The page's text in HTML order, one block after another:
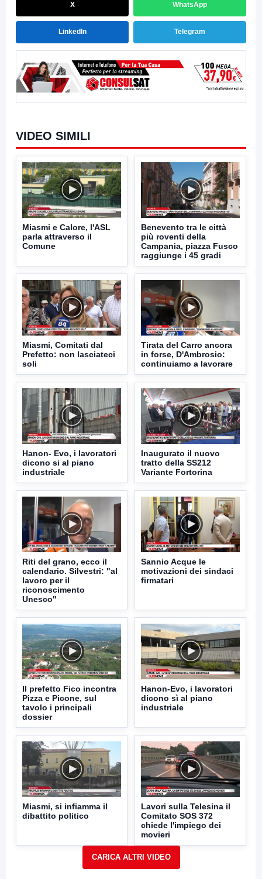
X WhatsApp
LinkedIn Telegram
VIDEO SIMILI
Miasmi e Calore, l'ASL
parla attraverso il
Comune
Benevento tra le città
più roventi della
Campania, piazza Fusco
raggiunge i 45 gradi
Miasmi, Comitati dal
Prefetto: non lasciateci
soli
Tirata del Carro ancora
in forse, D'Ambrosio:
continuiamo a lavorare
Hanon- Evo, i lavoratori
dicono si al piano
industriale
Inaugurato il nuovo
tratto della SS212
Variante Fortorina
Riti del grano, ecco il
calendario. Silvestri: "al
lavoro per il
riconoscimento
Unesco"
Sannio Acque le
motivazioni dei sindaci
firmatari
Il prefetto Fico incontra
Pizza e Picone, sul
tavolo i principali
dossier
Hanon-Evo, i lavoratori
dicono sì al piano
industriale
Miasmi, si infiamma il
dibattito politico
Lavori sulla Telesina il
Comitato SOS 372
chiede l'impiego dei
movieri